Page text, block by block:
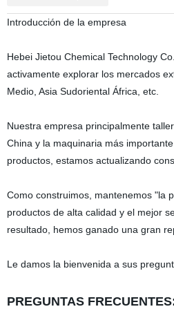
Introducción de la empresa
Hebei Jietou Chemical Technology
activamente explorar los mercados
Medio, Asia Sudoriental África, etc.
Nuestra empresa principalmente
China y la maquinaria más
productos, estamos actualizando
Como construimos, mantenemos "la
productos de alta calidad y el mejor
resultado, hemos ganado una gran
Le damos la bienvenida a sus
PREGUNTAS